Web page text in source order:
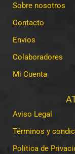
Sobre nosotros
Contacto
Envíos
Colaboradores
Mi Cuenta
Aviso Legal
Términos y
Política de